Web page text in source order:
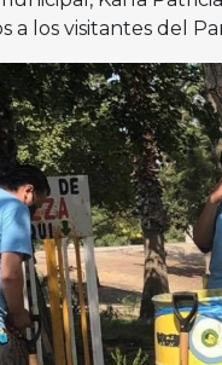
a los visitantes del